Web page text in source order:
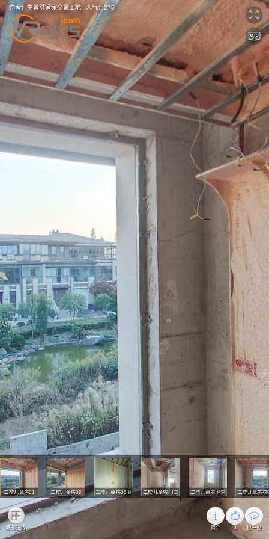
作者： 生普舒适家全景工地 人气：275
简介 0 说一说
场景选择
二楼儿童房01 二楼儿童房02
二楼儿童房02卫
生间
二楼儿童房门口
二楼儿童房卫生
间
二楼儿童房衣
间